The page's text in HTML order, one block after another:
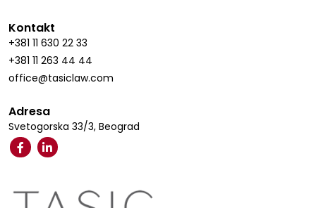
Kontakt
+381 11 630 22 33
+381 11 263 44 44
office@tasiclaw.com
Adresa
Svetogorska 33/3, Beograd